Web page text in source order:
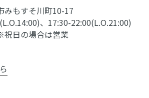
みもすそ川町10-17
、17:30-22:00(L.O.21:00)
日の場合は営業